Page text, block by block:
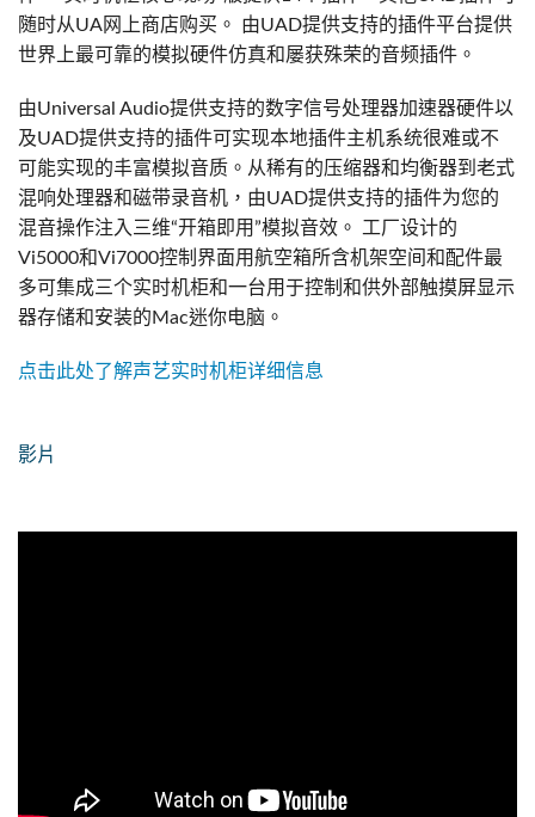
随时从UA网上商店购买。 由UAD提供支持的插件平台提供
世界上最可靠的模拟硬件仿真和屡获殊荣的音频插件。
由Universal Audio提供支持的数字信号处理器加速器硬件以
及UAD提供支持的插件可实现本地插件主机系统很难或不
可能实现的丰富模拟音质。从稀有的压缩器和均衡器到老式
混响处理器和磁带录音机，由UAD提供支持的插件为您的
混音操作注入三维“开箱即用”模拟音效。 工厂设计的
Vi5000和Vi7000控制界面用航空箱所含机架空间和配件最
多可集成三个实时机柜和一台用于控制和供外部触摸屏显示
器存储和安装的Mac迷你电脑。
点击此处了解声艺实时机柜详细信息
影片